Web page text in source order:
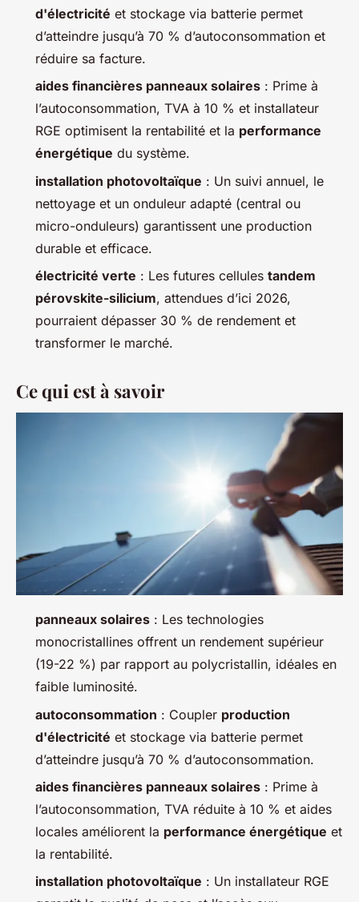
d'électricité et stockage via batterie permet
d’atteindre jusqu’à 70 % d’autoconsommation et
réduire sa facture.
aides financières panneaux solaires : Prime à
l’autoconsommation, TVA à 10 % et installateur
RGE optimisent la rentabilité et la performance
énergétique du système.
installation photovoltaïque : Un suivi annuel, le
nettoyage et un onduleur adapté (central ou
micro-onduleurs) garantissent une production
durable et efficace.
électricité verte : Les futures cellules tandem
pérovskite-silicium, attendues d’ici 2026,
pourraient dépasser 30 % de rendement et
transformer le marché.
Ce qui est à savoir
panneaux solaires : Les technologies
monocristallines offrent un rendement supérieur
(19-22 %) par rapport au polycristallin, idéales en
faible luminosité.
autoconsommation : Coupler production
d'électricité et stockage via batterie permet
d’atteindre jusqu’à 70 % d’autoconsommation.
aides financières panneaux solaires : Prime à
l’autoconsommation, TVA réduite à 10 % et aides
locales améliorent la performance énergétique et
la rentabilité.
installation photovoltaïque : Un installateur RGE